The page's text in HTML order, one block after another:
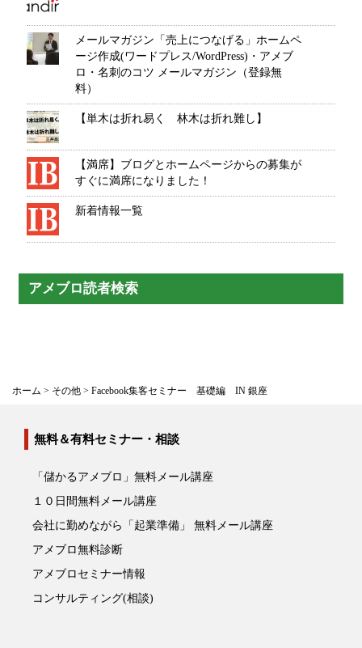
メールマガジン「売上につなげる」ホームペ
ージ作成(ワードプレス/WordPress)・アメブ
ロ・名刺のコツ メールマガジン（登録無
料）
【単木は折れ易く 林木は折れ難し】
【満席】ブログとホームページからの募集が
すぐに満席になりました！
新着情報一覧
アメブロ読者検索
ホーム > その他 > Facebook集客セミナー 基礎編 IN 銀座
無料＆有料セミナー・相談
「儲かるアメブロ」無料メール講座
１０日間無料メール講座
会社に勤めながら「起業準備」 無料メール講座
アメブロ無料診断
アメブロセミナー情報
コンサルティング(相談)